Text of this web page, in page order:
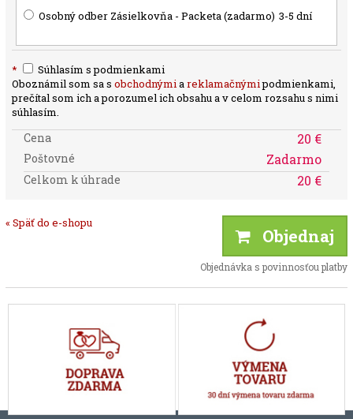
Osobný odber Zásielkovňa - Packeta (zadarmo) 3-5 dní
*
Súhlasím s podmienkami
Oboznámil som sa sobchodnými areklamačnýmipodmienkami,
prečítal som ich a porozumel ich obsahu a v celom rozsahu s nimi
súhlasím.
Cena 20 €
Poštovné Zadarmo
Celkom k úhrade 20 €
« Späť do e-shopu
Objednaj
Objednávka s povinnosťou platby